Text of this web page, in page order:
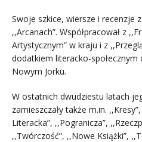
Swoje szkice, wiersze i recenzje
,,Arcanach”. Współpracował z
Artystycznym” w kraju i z
dodatkiem literacko-
Nowym Jorku.
W ostatnich dwudziestu latach
zamieszczały także m.in.
Literacka”, ,,Pogranicza”,
,,Twórczość”, ,,Nowe Książki”,